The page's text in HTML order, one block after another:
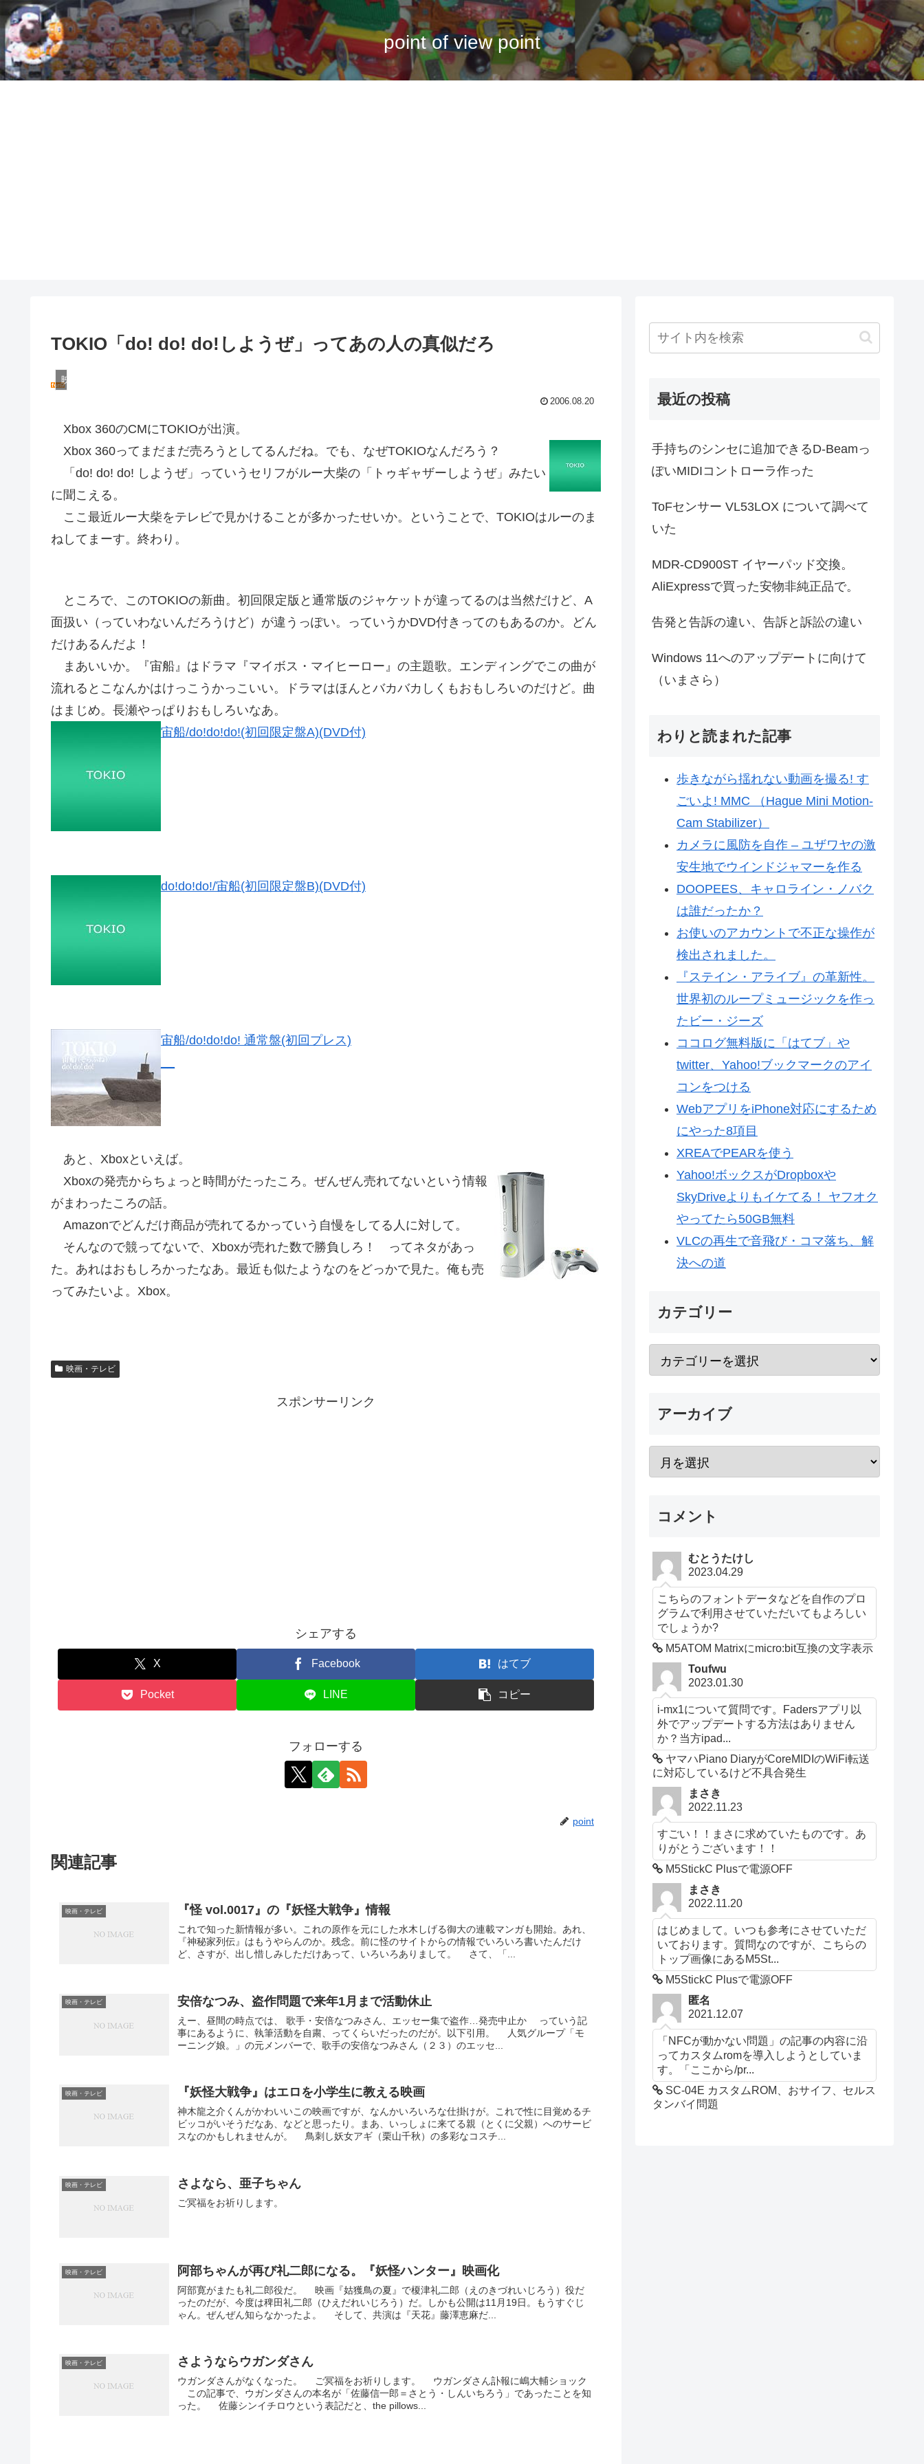
point of view point
TOKIO「do! do! do!しようぜ」ってあの人の真似だろ
映画・テレビ
2006.08.20
Xbox 360のCMにTOKIOが出演。
Xbox 360ってまだまだ売ろうとしてるんだね。でも、なぜTOKIOなんだろう？
「do! do! do! しようぜ」っていうセリフがルー大柴の「トゥギャザーしようぜ」みたい
に聞こえる。
ここ最近ルー大柴をテレビで見かけることが多かったせいか。ということで、TOKIOはルーのま
ねしてまーす。終わり。
ところで、このTOKIOの新曲。初回限定版と通常版のジャケットが違ってるのは当然だけど、A
面扱い（っていわないんだろうけど）が違うっぽい。っていうかDVD付きってのもあるのか。どん
だけあるんだよ！
まあいいか。『宙船』はドラマ『マイボス・マイヒーロー』の主題歌。エンディングでこの曲が
流れるとこなんかはけっこうかっこいい。ドラマはほんとバカバカしくもおもしろいのだけど。曲
はまじめ。長瀬やっぱりおもしろいなあ。
宙船/do!do!do!(初回限定盤A)(DVD付)
do!do!do!/宙船(初回限定盤B)(DVD付)
宙船/do!do!do! 通常盤(初回プレス)
あと、Xboxといえば。
Xboxの発売からちょっと時間がたったころ。ぜんぜん売れてないという情報
がまわったころの話。
Amazonでどんだけ商品が売れてるかっていう自慢をしてる人に対して。
そんなので競ってないで、Xboxが売れた数で勝負しろ！ ってネタがあっ
た。あれはおもしろかったなあ。最近も似たようなのをどっかで見た。俺も売
ってみたいよ。Xbox。
映画・テレビ
スポンサーリンク
シェアする
X Facebook はてブ
Pocket LINE コピー
フォローする
point
関連記事
映画・テレビ 『怪 vol.0017』の『妖怪大戦争』情報
これで知った新情報が多い。これの原作を元にした水木しげる御大の連載マンガも開始。あれ、
『神秘家列伝』はもうやらんのか。残念。前に怪のサイトからの情報でいろいろ書いたんだけ
ど、さすが、出し惜しみしただけあって、いろいろありまして。 さて、「...
映画・テレビ 安倍なつみ、盗作問題で来年1月まで活動休止
えー、昼間の時点では、 歌手・安倍なつみさん、エッセー集で盗作…発売中止か っていう記
事にあるように、執筆活動を自粛、ってくらいだったのだが。以下引用。 人気グループ「モ
ーニング娘。」の元メンバーで、歌手の安倍なつみさん（２３）のエッセ...
映画・テレビ 『妖怪大戦争』はエロを小学生に教える映画
神木龍之介くんがかわいいこの映画ですが、なんかいろいろな仕掛けが。これで性に目覚めるチ
ビッコがいそうだなあ、などと思ったり。まあ、いっしょに来てる親（とくに父親）へのサービ
スなのかもしれませんが。 鳥刺し妖女アギ（栗山千秋）の多彩なコスチ...
映画・テレビ さよなら、亜子ちゃん
ご冥福をお祈りします。
映画・テレビ 阿部ちゃんが再び礼二郎になる。『妖怪ハンター』映画化
阿部寛がまたも礼二郎役だ。 映画『姑獲鳥の夏』で榎津礼二郎（えのきづれいじろう）役だ
ったのだが、今度は稗田礼二郎（ひえだれいじろう）だ。しかも公開は11月19日。もうすぐじ
ゃん。ぜんぜん知らなかったよ。 そして、共演は『天花』藤澤恵麻だ...
映画・テレビ さようならウガンダさん
ウガンダさんがなくなった。 ご冥福をお祈りします。 ウガンダさん訃報に嶋大輔ショック
この記事で、ウガンダさんの本名が「佐藤信一郎＝さとう・しんいちろう」であったことを知
った。 佐藤シンイチロウという表記だと、the pillows...
最近の投稿
手持ちのシンセに追加できるD-Beamっ
ぽいMIDIコントローラ作った
ToFセンサー VL53LOX について調べて
いた
MDR-CD900ST イヤーパッド交換。
AliExpressで買った安物非純正品で。
告発と告訴の違い、告訴と訴訟の違い
Windows 11へのアップデートに向けて
（いまさら）
わりと読まれた記事
歩きながら揺れない動画を撮る! す
ごいよ! MMC （Hague Mini Motion-
Cam Stabilizer）
カメラに風防を自作 – ユザワヤの激
安生地でウインドジャマーを作る
DOOPEES、キャロライン・ノバク
は誰だったか？
お使いのアカウントで不正な操作が
検出されました。
『ステイン・アライブ』の革新性。
世界初のループミュージックを作っ
たビー・ジーズ
ココログ無料版に「はてブ」や
twitter、Yahoo!ブックマークのアイ
コンをつける
WebアプリをiPhone対応にするため
にやった8項目
XREAでPEARを使う
Yahoo!ボックスがDropboxや
SkyDriveよりもイケてる！ ヤフオク
やってたら50GB無料
VLCの再生で音飛び・コマ落ち、解
決への道
カテゴリー
アーカイブ
コメント
むとうたけし
2023.04.29
こちらのフォントデータなどを自作のプロ
グラムで利用させていただいてもよろしい
でしょうか?
M5ATOM Matrixにmicro:bit互換の文字表示
Toufwu
2023.01.30
i-mx1について質問です。Fadersアプリ以
外でアップデートする方法はありません
か？当方ipad...
ヤマハPiano DiaryがCoreMIDIのWiFi転送
に対応しているけど不具合発生
まさき
2022.11.23
すごい！！まさに求めていたものです。あ
りがとうございます！！
M5StickC Plusで電源OFF
まさき
2022.11.20
はじめまして。いつも参考にさせていただ
いております。質問なのですが、こちらの
トップ画像にあるM5St...
M5StickC Plusで電源OFF
匿名
2021.12.07
「NFCが動かない問題」の記事の内容に沿
ってカスタムromを導入しようとしていま
す。「ここから/pr...
SC-04E カスタムROM、おサイフ、セルス
タンバイ問題